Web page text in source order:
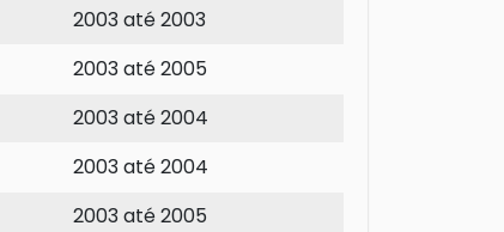
2003 até 2003
2003 até 2005
2003 até 2004
2003 até 2004
2003 até 2005